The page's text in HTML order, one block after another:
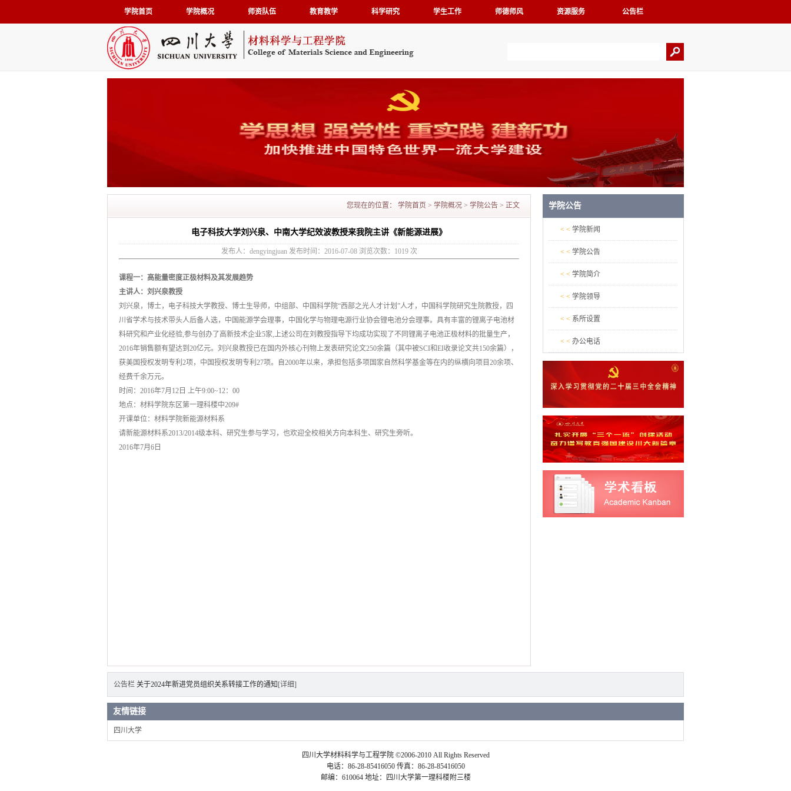
学院首页 学院概况 师资队伍 教育教学 科学研究 学生工作 师德师风 资源服务 公告栏
您现在的位置： 学院首页 > 学院概况 > 学院公告 > 正文
电子科技大学刘兴泉、中南大学纪效波教授来我院主讲《新能源进展》
发布人：dengyingjuan 发布时间：2016-07-08 浏览次数： 1019 次
课程一：高能量密度正极材料及其发展趋势
主讲人：刘兴泉教授
刘兴泉，博士，电子科技大学教授、博士生导师，中组部、中国科学院“西部之光人才计划”人才，中国科学院研究生院教授，四
川省学术与技术带头人后备人选，中国能源学会理事，中国化学与物理电源行业协会锂电池分会理事。具有丰富的锂离子电池材
料研究和产业化经验,参与创办了高新技术企业5家,上述公司在刘教授指导下均成功实现了不同锂离子电池正极材料的批量生产，
2016年销售额有望达到20亿元。刘兴泉教授已在国内外核心刊物上发表研究论文250余篇（其中被SCI和EI收录论文共150余篇），
获美国授权发明专利2项，中国授权发明专利27项。自2000年以来，承担包括多项国家自然科学基金等在内的纵横向项目20余项、
经费千余万元。
时间：2016年7月12日 上午9:00~12：00
地点：材料学院东区第一理科楼中209#
开课单位：材料学院新能源材料系
请新能源材料系2013/2014级本科、研究生参与学习，也欢迎全校相关方向本科生、研究生旁听。
2016年7月6日
学院公告
< < 学院新闻
< < 学院公告
< < 学院简介
< < 学院领导
< < 系所设置
< < 办公电话
公告栏 关于2024年新进党员组织关系转接工作的通知 [详细]
友情链接
四川大学
四川大学材料科学与工程学院 ©2006-2010 All Rights Reserved
电话：86-28-85416050 传真：86-28-85416050
邮编：610064 地址：四川大学第一理科楼附三楼